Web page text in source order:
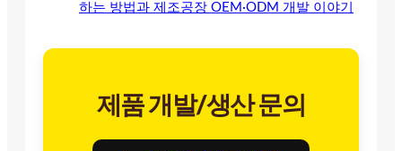
하는 방법과 제조공장 OEM·ODM 개발 이야기
제품 개발/생산 문의